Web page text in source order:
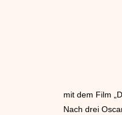
mit dem Film
Nach drei